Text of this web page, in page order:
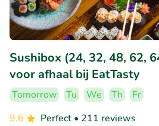
Sushibox (24, 32, 48, 62,
voor afhaal bij EatTasty
Tomorrow Tu We Th
Fr
9.6
Perfect • 211 reviews